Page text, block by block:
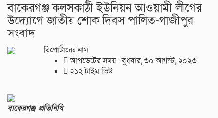
বাকেরগঞ্জ কলসকাঠী ইউনিয়ন আওয়ামী লীগের
উদ্যোগে জাতীয় শোক দিবস পালিত-গাজীপুর
সংবাদ
রিপোর্টারের নাম
আপডেটের সময় : বুধবার, ৩০ আগস্ট, ২০২৩
২১২ টাইম ভিউ
বাকেরগঞ্জ প্রতিনিধি